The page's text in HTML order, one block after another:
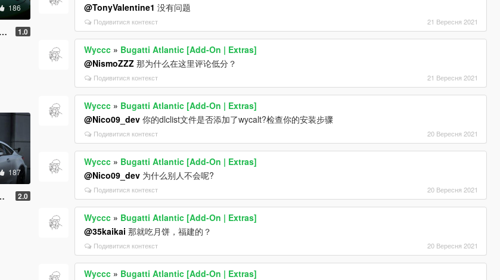
186
1.0
187
2.0
@TonyValentine1 没有问题
Подивитися контекст 21 Вересня 2021
Wyccc » Bugatti Atlantic [Add-On | Extras]
@NismoZZZ 那为什么在这里评论低分？
Подивитися контекст 21 Вересня 2021
Wyccc » Bugatti Atlantic [Add-On | Extras]
@Nico09_dev 你的dlclist文件是否添加了wycalt?检查你的安装步骤
Подивитися контекст 20 Вересня 2021
Wyccc » Bugatti Atlantic [Add-On | Extras]
@Nico09_dev 为什么别人不会呢?
Подивитися контекст 20 Вересня 2021
Wyccc » Bugatti Atlantic [Add-On | Extras]
@35kaikai 那就吃月饼，福建的？
Подивитися контекст 20 Вересня 2021
Wyccc » Bugatti Atlantic [Add-On | Extras]